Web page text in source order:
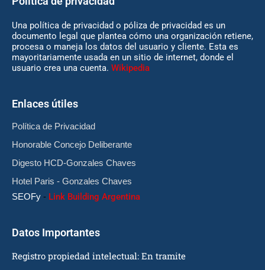
Una política de privacidad o póliza de privacidad es un
documento legal que plantea cómo una organización retiene,
procesa o maneja los datos del usuario y cliente. Esta es
mayoritariamente usada en un sitio de internet, donde el
usuario crea una cuenta. Wikipedia
Enlaces útiles
Política de Privacidad
Honorable Concejo Deliberante
Digesto HCD-Gonzales Chaves
Hotel Paris - Gonzales Chaves
SEOFy - Link Building Argentina
Datos Importantes
Registro propiedad intelectual: En tramite